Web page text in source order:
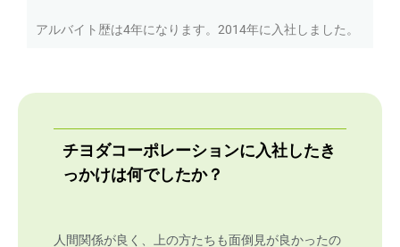
アルバイト歴は4年になります。2014年に入社しました。
チヨダコーポレーションに入社したき
っかけは何でしたか？
人間関係が良く、上の方たちも面倒見が良かったの